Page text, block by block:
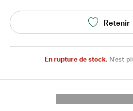
Retenir
En rupture de stock, N'est